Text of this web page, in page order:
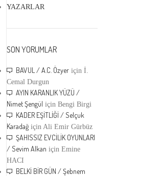
YAZARLAR
SON YORUMLAR
BAVUL / A.C. Özyer içinİ.
Cemal Durgun
AYIN KARANLIK YÜZÜ /
Nimet Şengül içinBengi Birgi
KADER EŞİTLİĞİ / Selçuk
Karadağ için Ali Emir Gürbüz
ŞAHISSIZ EVCİLİK OYUNLARI
/ Sevim Alkan içinEmine
HACI
BELKİ BİR GÜN / Şebnem